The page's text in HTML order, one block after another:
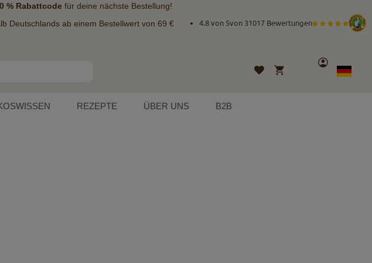
% Rabattcodefür deine nächste Bestellung!
Deutschlands ab einem Bestellwert von 69 € 4.8 von 5von 31017 Bewertungen
Wunschliste
Mein Warenkorb
Konto
Sprache
German
REZEPTE ÜBER UNS B2B